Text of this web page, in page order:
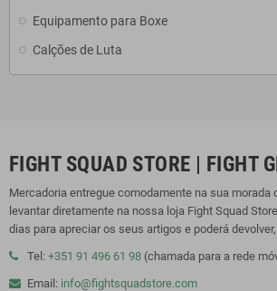
Equipamento para Boxe
Calções de Luta
FIGHT SQUAD STORE | FIGHT
Mercadoria entregue comodamente na sua morada
levantar diretamente na nossa loja Fight Squad
dias para apreciar os seus artigos e poderá
Tel: +351 91 496 61 98 (chamada para a rede
Email: info@fightsquadstore.com